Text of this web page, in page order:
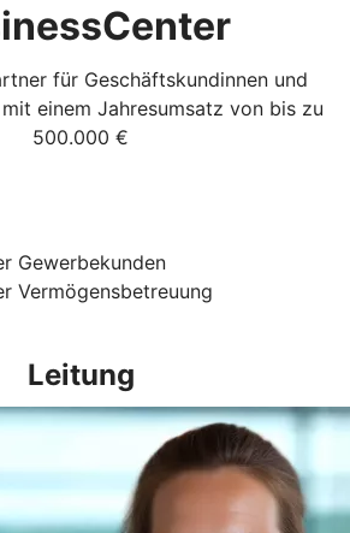
für Geschäftskundinnen und
einem Jahresumsatz von bis zu
500.000 €
Gewerbekunden
Vermögensbetreuung
Leitung